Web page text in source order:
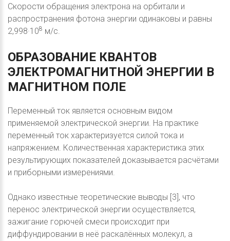
Скорости обращения электрона на орбитали и
распространения фотона энергии одинаковы и равны
2,998·108 м/с.
ОБРАЗОВАНИЕ КВАНТОВ
ЭЛЕКТРОМАГНИТНОЙ ЭНЕРГИИ В
МАГНИТНОМ ПОЛЕ
Переменный ток является основным видом
применяемой электрической энергии. На практике
переменный ток характеризуется силой тока и
напряжением. Количественная характеристика этих
результирующих показателей доказывается расчётами
и приборными измерениями.
Однако известные теоретические выводы [3], что
перенос электрической энергии осуществляется,
зажигание горючей смеси происходит при
диффундировании в неё раскалённых молекул, а